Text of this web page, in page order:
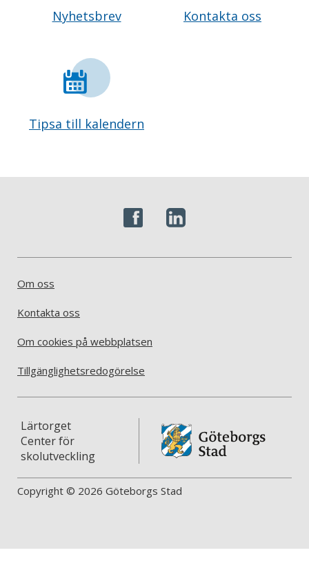
Nyhetsbrev Kontakta oss
Tipsa till kalendern
Om oss
Kontakta oss
Om cookies på webbplatsen
Tillgänglighetsredogörelse
Lärtorget
Center för
skolutveckling
Copyright © 2026 Göteborgs Stad